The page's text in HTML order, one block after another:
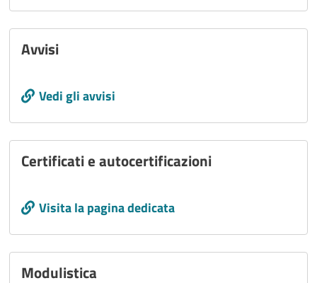
Avvisi
Call to action
Vedi gli avvisi
Certificati e autocertificazioni
Call to action
Visita la pagina dedicata
Modulistica